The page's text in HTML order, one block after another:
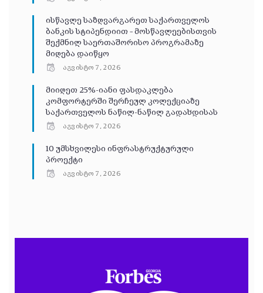
ისწავლე საზღვარგარეთ საქართველოს
ბანკის სტიპენდიით – მოსწავლეებისთვის
შექმნილ საერთაშორისო პროგრამაზე
მიღება დაიწყო
აგვისტო 7, 2026
მიიღეთ 25%-იანი ფასდაკლება
კომფორტერში შერჩეულ კოლექციაზე
საქართველოს ნაწილ-ნაწილ გადახდისას
აგვისტო 7, 2026
10 უმსხვილესი ინფრასტრუქტურული
პროექტი
აგვისტო 7, 2026